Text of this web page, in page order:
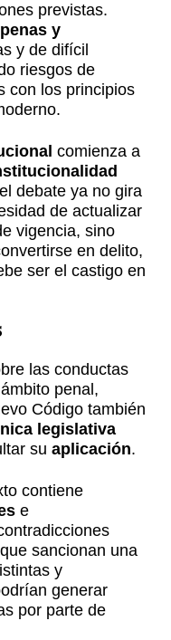
previstas.
penas y
y de difícil
riesgos de
con los principios
comienza a
debate ya no gira
de actualizar
vigencia, sino
en delito,
ser el castigo en
las conductas
penal,
Código también
legislativa
su aplicación.
contiene
e
sancionan una
y
generar
por parte de